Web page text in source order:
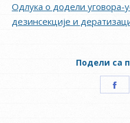
Одлука о додели уговора-
дезинсекције и
Подели са